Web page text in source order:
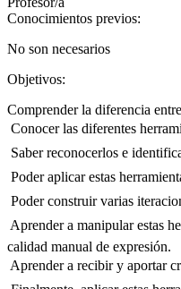
Conocimientos previos:
No son necesarios
Objetivos:
Comprender la diferencia
 Conocer las diferentes
 Saber reconocerlos e
 Poder aplicar estas
 Poder construir varias
 Aprender a manipular estas
calidad manual de expresión.
 Aprender a recibir y aportar